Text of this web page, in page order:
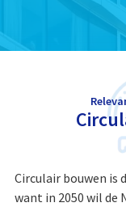
Circulair bouwen
want in 2050 wil de